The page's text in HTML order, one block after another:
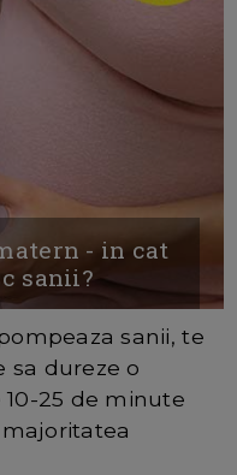
- in cat
sanii?
sanii, te
sa dureze o
25 de minute